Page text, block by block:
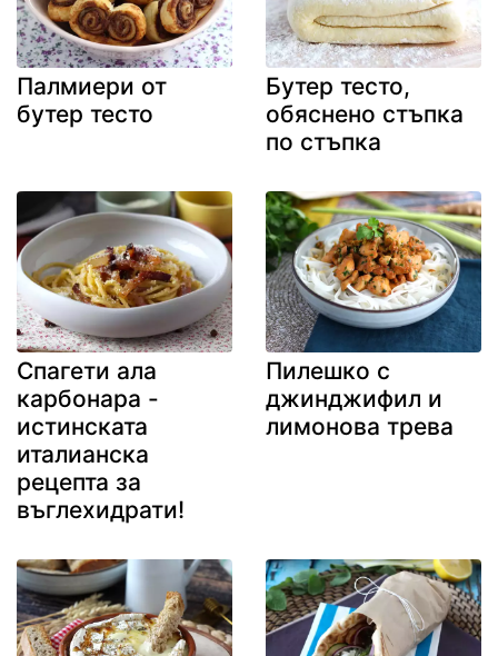
Палмиери от
бутер тесто
Бутер тесто,
обяснено стъпка
по стъпка
Спагети ала
карбонара -
истинската
италианска
рецепта за
въглехидрати!
Пилешко с
джинджифил и
лимонова трева